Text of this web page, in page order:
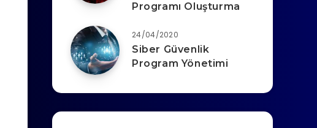
Programı Oluşturma
24/04/2020
Siber Güvenlik
Program Yönetimi